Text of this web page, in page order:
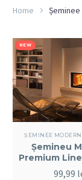
Home
NEW
ȘEMINEE
Șemineu
Premium
99,99